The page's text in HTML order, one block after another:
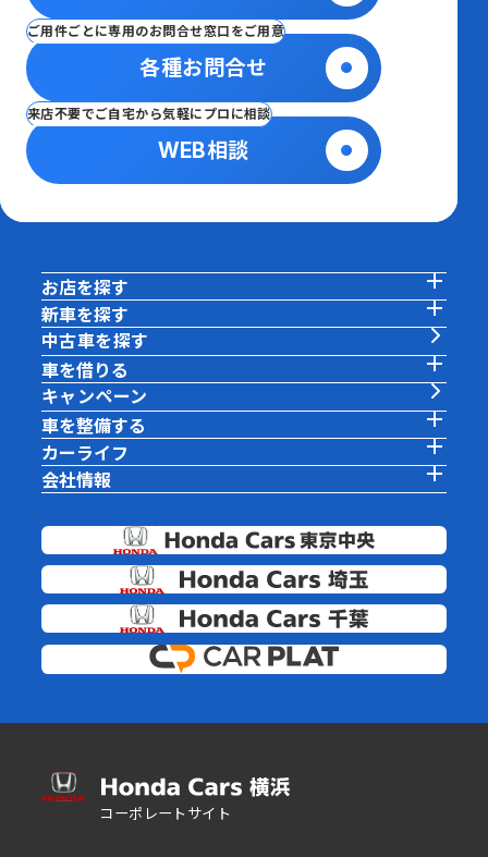
ご用件ごとに専用のお問合せ窓口をご用意
各種お問合せ
来店不要でご自宅から気軽にプロに相談
WEB相談
お店を探す
新車を探す
中古車を探す
車を借りる
キャンペーン
車を整備する
カーライフ
会社情報
コーポレートサイト